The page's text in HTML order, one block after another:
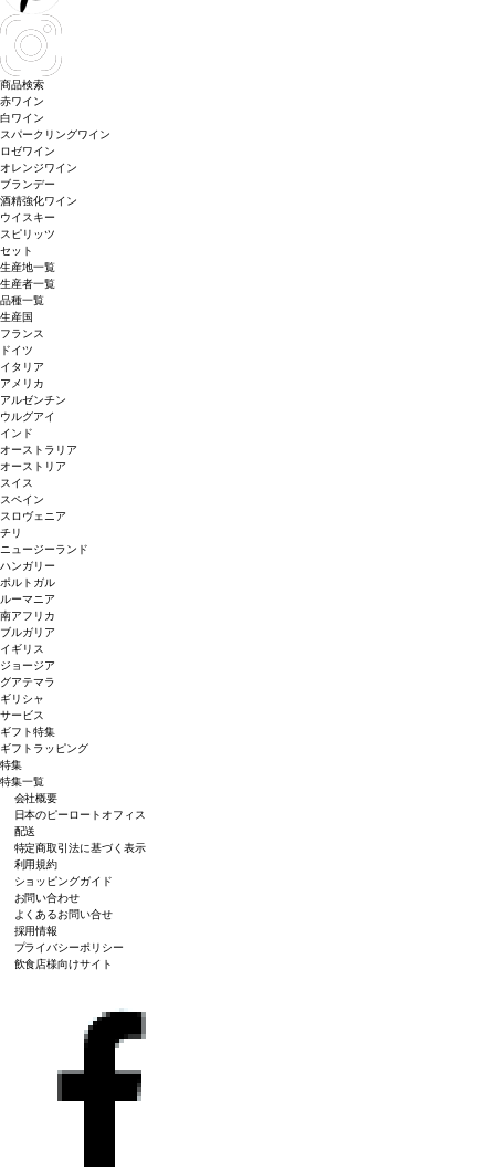
商品検索
赤ワイン
白ワイン
スパークリングワイン
ロゼワイン
オレンジワイン
ブランデー
酒精強化ワイン
ウイスキー
スピリッツ
セット
生産地一覧
生産者一覧
品種一覧
生産国
フランス
ドイツ
イタリア
アメリカ
アルゼンチン
ウルグアイ
インド
オーストラリア
オーストリア
スイス
スペイン
スロヴェニア
チリ
ニュージーランド
ハンガリー
ポルトガル
ルーマニア
南アフリカ
ブルガリア
イギリス
ジョージア
グアテマラ
ギリシャ
サービス
ギフト特集
ギフトラッピング
特集
特集一覧
会社概要
日本のピーロートオフィス
配送
特定商取引法に基づく表示
利用規約
ショッピングガイド
お問い合わせ
よくあるお問い合せ
採用情報
プライバシーポリシー
飲食店様向けサイト